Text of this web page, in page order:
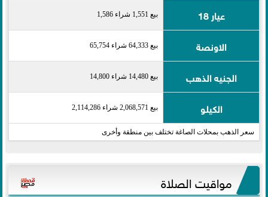
عيار 18 بيع 1,551 شراء 1,586
الاونصة بيع 64,333 شراء 65,754
الجنيه الذهب بيع 14,480 شراء 14,800
الكيلو بيع 2,068,571 شراء 2,114,286
سعر الذهب بمحلات الصاغة تختلف بين منطقة وأخرى
مواقيت الصلاة